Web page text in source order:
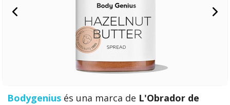
Bodygenius és una marca de L'Obrador de